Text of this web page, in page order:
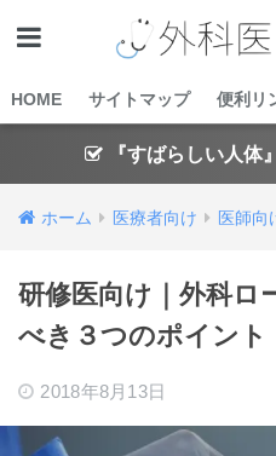
HOME サイトマップ 便利リ
『すばらしい人体
ホーム 医療者向け 医師向
研修医向け｜外科ロ
べき３つのポイント
2018年8月13日